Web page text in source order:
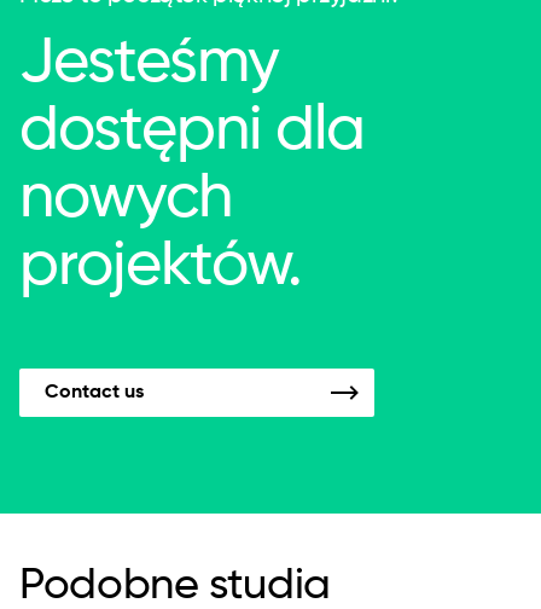
Jesteśmy
dostępni dla
nowych
projektów.
Contact us
Podobne studia